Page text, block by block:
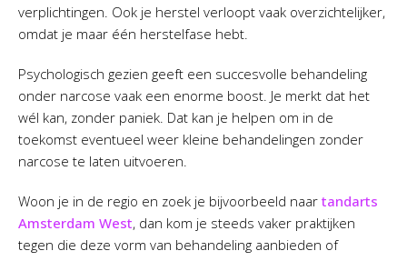
verplichtingen. Ook je herstel verloopt vaak overzichtelijker,
omdat je maar één herstelfase hebt.
Psychologisch gezien geeft een succesvolle behandeling
onder narcose vaak een enorme boost. Je merkt dat het
wél kan, zonder paniek. Dat kan je helpen om in de
toekomst eventueel weer kleine behandelingen zonder
narcose te laten uitvoeren.
Woon je in de regio en zoek je bijvoorbeeld naar tandarts
Amsterdam West, dan kom je steeds vaker praktijken
tegen die deze vorm van behandeling aanbieden of